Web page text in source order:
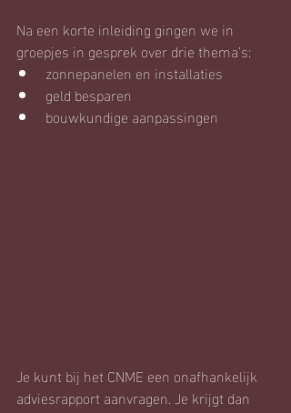
Na een korte inleiding gingen we in
groepjes in gesprek over drie thema’s:
zonnepanelen en installaties
geld besparen
bouwkundige aanpassingen
Je kunt bij het CNME een onafhankelijk
adviesrapport aanvragen. Je krijgt dan